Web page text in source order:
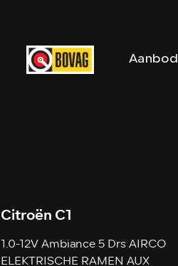
Aanbod
Citroën C1
1.0-12V Ambiance 5 Drs AIRCO
ELEKTRISCHE RAMEN AUX